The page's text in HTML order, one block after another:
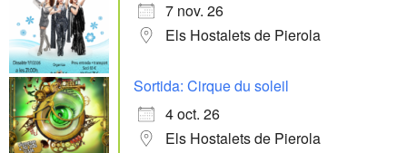
7 nov. 26
Els Hostalets de Pierola
Sortida: Cirque du soleil
4 oct. 26
Els Hostalets de Pierola